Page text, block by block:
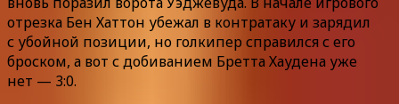
отрезка Бен Хаттон убежал в контратаку и зарядил
с убойной позиции, но голкипер справился с его
броском, а вот с добиванием Бретта Хаудена уже
нет — 3:0.